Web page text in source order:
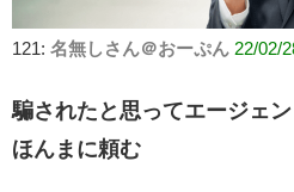
121: 名無しさん＠おーぷん 22/02/
騙されたと思ってエージェ
ほんまに頼む